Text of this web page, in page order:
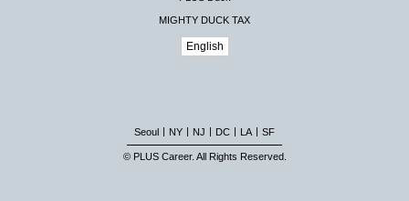
MIGHTY DUCK TAX
English
Seoul NY NJ DC LA SF
© PLUS Career. All Rights Reserved.